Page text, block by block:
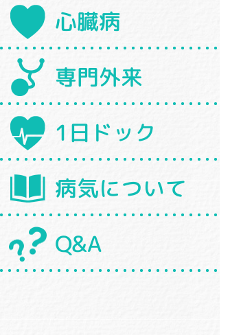
心臓病
専門外来
1日ドック
病気について
Q&A